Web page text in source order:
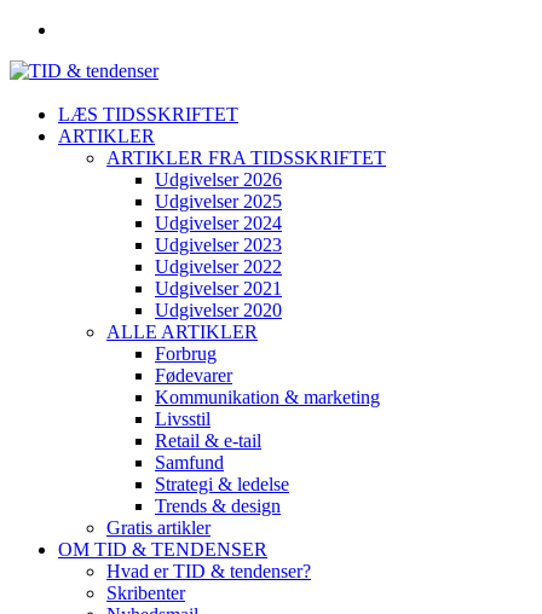
LÆS TIDSSKRIFTET
ARTIKLER
ARTIKLER FRA TIDSSKRIFTET
Udgivelser 2026
Udgivelser 2025
Udgivelser 2024
Udgivelser 2023
Udgivelser 2022
Udgivelser 2021
Udgivelser 2020
ALLE ARTIKLER
Forbrug
Fødevarer
Kommunikation & marketing
Livsstil
Retail & e-tail
Samfund
Strategi & ledelse
Trends & design
Gratis artikler
OM TID & TENDENSER
Hvad er TID & tendenser?
Skribenter